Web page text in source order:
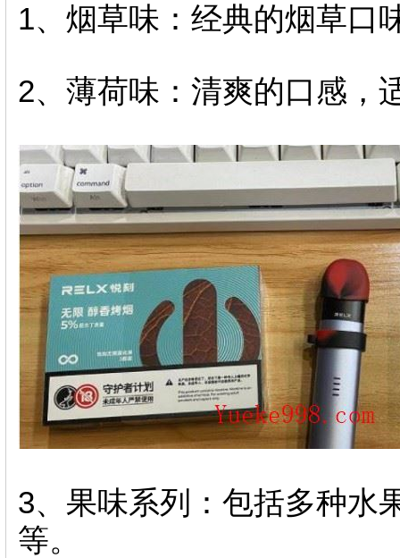
1、烟草味：经典的烟草口
2、薄荷味：清爽的口感，
3、果味系列：包括多种水
等。